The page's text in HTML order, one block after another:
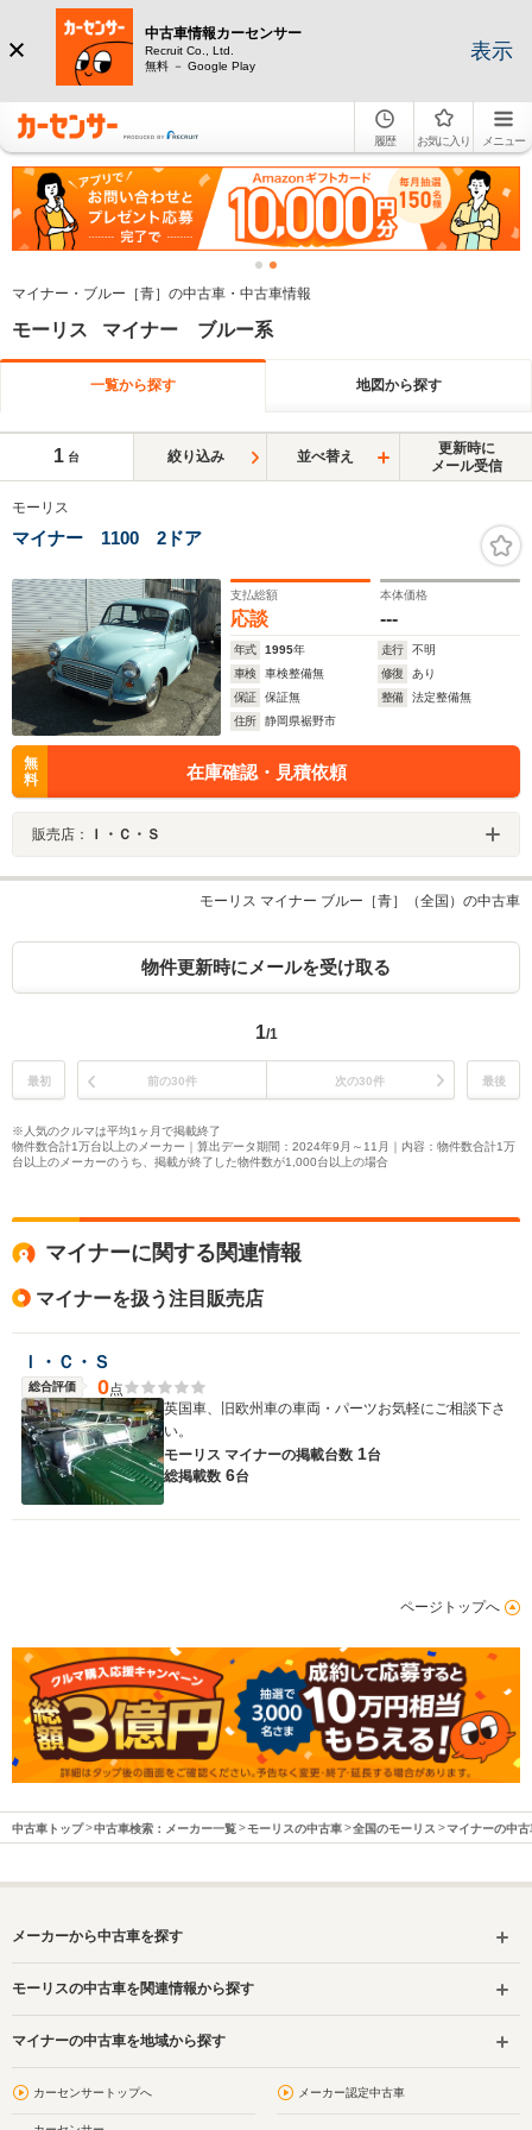
中古車情報カーセンサー
Recruit Co., Ltd.
無料 － Google Play
表示
履歴 お気に入り メニュー
マイナー・ブルー［青］の中古車・中古車情報
モーリス マイナー ブルー系
一覧から探す 地図から探す
1 台 絞り込み 並べ替え
更新時に
メール受信
モーリス
マイナー 1100 2ドア
支払総額
応談
本体価格
---
年式 1995年 走行
不明
車検
車検整備無 修復
あり
保証
保証無 整備
法定整備無
住所
静岡県裾野市
無
料
在庫確認・見積依頼
販売店： Ｉ・Ｃ・Ｓ
モーリス マイナー ブルー［青］（全国）の中古車
物件更新時にメールを受け取る
1/1
最初 前の30件 次の30件 最後
※人気のクルマは平均1ヶ月で掲載終了
物件数合計1万台以上のメーカー｜算出データ期間：2024年9月～11月｜内容：物件数合計1万
台以上のメーカーのうち、掲載が終了した物件数が1,000台以上の場合
マイナーに関する関連情報
マイナーを扱う注目販売店
Ｉ・Ｃ・Ｓ
総合評価 0点
英国車、旧欧州車の車両・パーツお気軽にご相談下さ
い。
モーリス マイナーの掲載台数 1台
総掲載数 6台
ページトップへ
中古車トップ 中古車検索：メーカー一覧 モーリスの中古車 全国のモーリス マイナーの中古
メーカーから中古車を探す
モーリスの中古車を関連情報から探す
マイナーの中古車を地域から探す
カーセンサートップへ メーカー認定中古車